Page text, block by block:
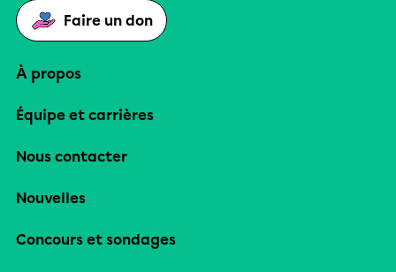
Faire un don
À propos
Équipe et carrières
Nous contacter
Nouvelles
Concours et sondages